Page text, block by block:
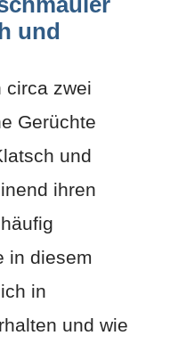
und
circa zwei
Gerüchte
und
ihren
in diesem
in
und wie